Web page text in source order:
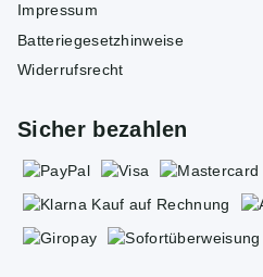
Impressum
Batteriegesetzhinweise
Widerrufsrecht
Sicher bezahlen